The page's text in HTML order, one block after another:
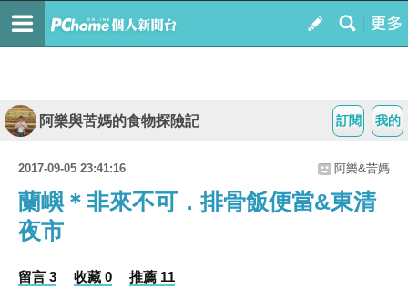
我的
訂閱
阿樂與苦媽的食物探險記
2017-09-05 23:41:16 阿樂&苦媽
蘭嶼＊非來不可．排骨飯便當&東清
夜市
留言 3 收藏 0 推薦 11